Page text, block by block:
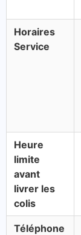
Horaires
Service
Heure
limite
avant
livrer les
colis
Téléphone